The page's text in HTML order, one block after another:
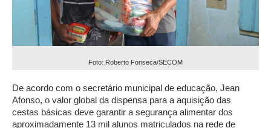
Foto: Roberto Fonseca/SECOM
De acordo com o secretário municipal de educação, Jean
Afonso, o valor global da dispensa para a aquisição das
cestas básicas deve garantir a segurança alimentar dos
aproximadamente 13 mil alunos matriculados na rede de